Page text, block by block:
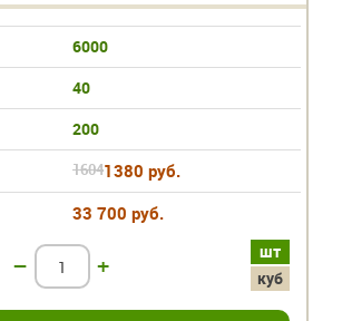
6000
40
200
16041380 руб.
33 700 руб.
шт
куб
– +